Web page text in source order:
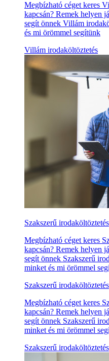
Megbízható céget keres
kapcsán? Remek helyen
segít önnek Villám
és mi örömmel segítünk
Villám irodaköltöztetés
Szakszerű irodaköltöztetés
Megbízható céget keres
kapcsán? Remek helyen
segít önnek Szakszerű
minket és mi örömmel
Szakszerű irodaköltöztetés
Megbízható céget keres
kapcsán? Remek helyen
segít önnek Szakszerű
minket és mi örömmel
Szakszerű irodaköltöztetés